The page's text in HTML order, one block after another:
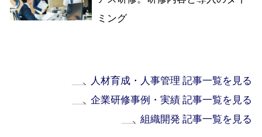
ミング
人材育成・人事管理 記事一覧を見る
企業研修事例・実績 記事一覧を見る
組織開発 記事一覧を見る